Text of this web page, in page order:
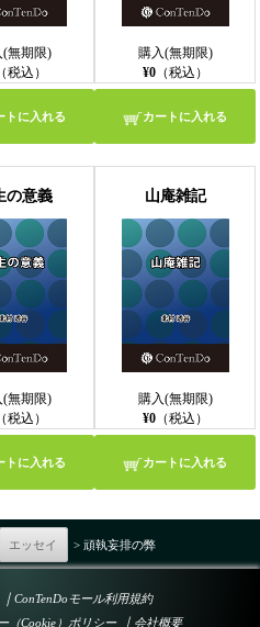
(無期限)
税込）
トに入れる
購入(無期限)
¥0（税込）
カートに入れる
の意義
(無期限)
税込）
トに入れる
山庵雑記
購入(無期限)
¥0（税込）
カートに入れる
エッセイ > 頑執妄排の弊
｜ ConTenDoモール利用規約
（Cookie）ポリシー ｜ 会社概要